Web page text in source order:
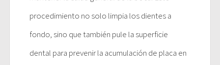
procedimiento no solo limpia los dientes a
fondo, sino que también pule la superficie
dental para prevenir la acumulación de placa en